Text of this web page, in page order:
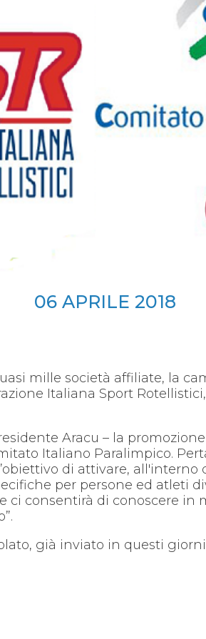
06 APRILE 2018
mille società affiliate, la
Italiana Sport
Aracu – la
Italiano Paralimpico.
di attivare,
per persone ed atleti
consentirà di conoscere in
già inviato in questi
Impianti